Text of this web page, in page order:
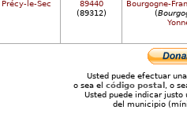
Précy-le-Sec
89440
(89312)
Bourgogne-
(
Usted puede efectuar
o sea el código postal, o
Usted puede indicar justo
del municipio